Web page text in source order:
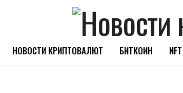
НОВОСТИ КРИПТОВАЛЮТ БИТКОИН NFT